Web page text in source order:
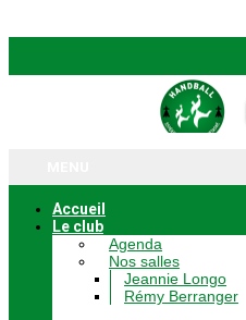
Accueil
Le club
Agenda
Nos salles
Jeannie Longo
Rémy Berranger